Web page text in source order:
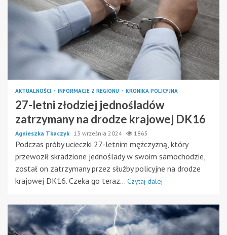
AKTUALNOŚCI INFORMACJE Z REGIONU KRONIKA POLICYJNA
27-letni złodziej jednośladów
zatrzymany na drodze krajowej DK16
Agnieszka Tkaczyk 13 września 2024 1865
Podczas próby ucieczki 27-letnim mężczyzną, który
przewoził skradzione jednoślady w swoim samochodzie,
został on zatrzymany przez służby policyjne na drodze
krajowej DK16. Czeka go teraz... Czytaj dalej